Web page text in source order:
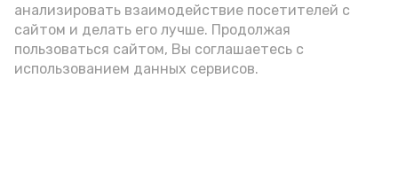
анализировать взаимодействие посетителей с
сайтом и делать его лучше. Продолжая
пользоваться сайтом, Вы соглашаетесь с
использованием данных сервисов.